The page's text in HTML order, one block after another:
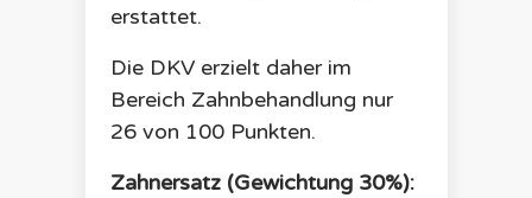
erstattet.
Die DKVerzielt daher im
Bereich Zahnbehandlung nur
26von 100 Punkten.
Zahnersatz (Gewichtung 30%):